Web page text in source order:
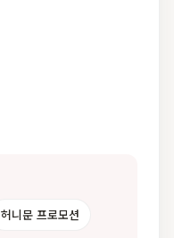
허니문 프로모션